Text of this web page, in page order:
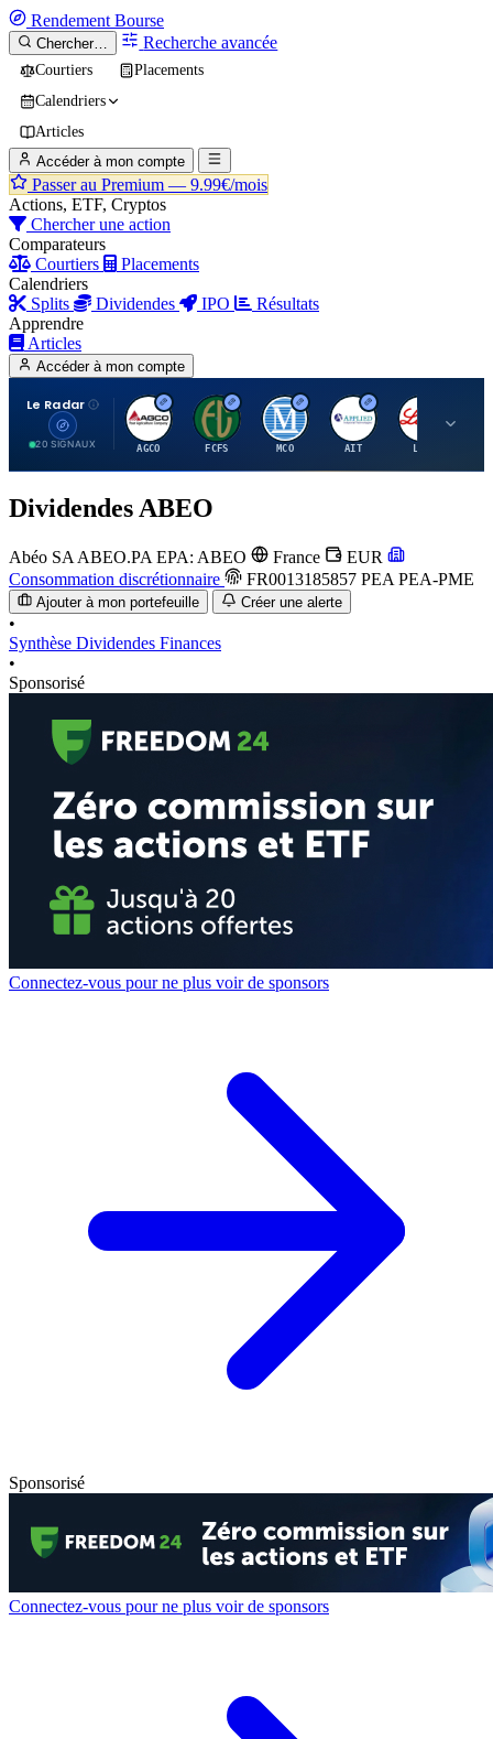
Rendement Bourse
Chercher… Recherche avancée
Courtiers
Placements
Calendriers
Articles
Accéder à mon compte
Passer au Premium — 9.99€/mois
Actions, ETF, Cryptos
Chercher une action
Comparateurs
Courtiers
Placements
Calendriers
Splits
Dividendes IPO
Résultats
Apprendre
Articles
Accéder à mon compte
Le Radar
20 SIGNAUX
A
AGCO
F
FCFS
M
MCO
A
AIT
Dividendes ABEO
Abéo SA ABEO.PA EPA: ABEO France
EUR
Consommation discrétionnaire
FR0013185857 PEA PEA-PME
Ajouter à mon portefeuille Créer une alerte
•
Synthèse Dividendes Finances
•
Sponsorisé
Connectez-vous pour ne plus voir de sponsors
Sponsorisé
Connectez-vous pour ne plus voir de sponsors